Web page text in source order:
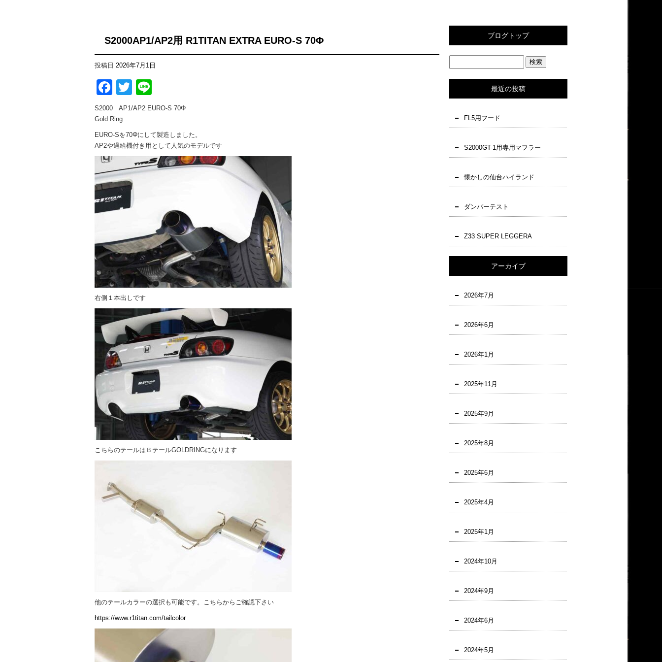
S2000AP1/AP2用 R1TITAN EXTRA EURO-S 70Φ
投稿日 2026年7月1日
F
a
c
e
b
o
o
k
T
wi
er
n
S2000 AP1/AP2 EURO-S 70Φ
Gold Ring
EURO-Sを70Φにして製造しました。
AP2や過給機付き用として人気のモデルです
右側１本出しです
こちらのテールはＢテールGOLDRINGになります
他のテールカラーの選択も可能です。こちらからご確認下さい
https://www.r1titan.com/tailcolor
ブログトップ
最近の投稿
FL5用フード
S2000GT-1用専用マフラー
懐かしの仙台ハイランド
ダンパーテスト
Z33 SUPER LEGGERA
アーカイブ
2026年7月
2026年6月
2026年1月
2025年11月
2025年9月
2025年8月
2025年6月
2025年4月
2025年1月
2024年10月
2024年9月
2024年6月
2024年5月